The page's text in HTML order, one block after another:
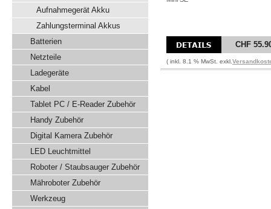
Aufnahmegerät Akku
Zahlungsterminal Akkus
Batterien
Netzteile
Ladegeräte
Kabel
Tablet PC / E-Reader Zubehör
Handy Zubehör
Digital Kamera Zubehör
LED Leuchtmittel
Roboter / Staubsauger Zubehör
Mähroboter Zubehör
Werkzeug
CHF
( inkl. 8.1 % MwSt. exkl.